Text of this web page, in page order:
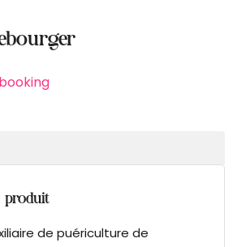
produit
de puériculture de